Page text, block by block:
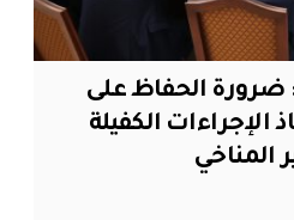
ضرورة الحفاظ على
الإجراءات الكفيلة
المناخي